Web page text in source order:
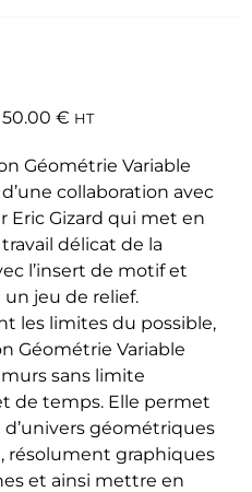
peuvent
choisies
sur
la
page
du
produit
50.00 €Plage
prix :
35.00 €
à
50.00 €
HT
Géométrie Variable
collaboration avec
Eric Gizard qui met en
délicat de la
l’insert de motif et
jeu de relief.
les limites du possible,
Géométrie Variable
sans limite
de temps. Elle permet
d’univers géométriques
résolument graphiques
et ainsi mettre en